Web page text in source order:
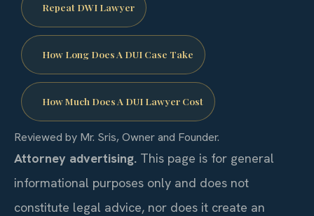
Repeat DWI Lawyer
How Long Does A DUI Case Take
How Much Does A DUI Lawyer Cost
Reviewed by Mr. Sris, Owner and Founder.
Attorney advertising. This page is for general
informational purposes only and does not
constitute legal advice, nor does it create an